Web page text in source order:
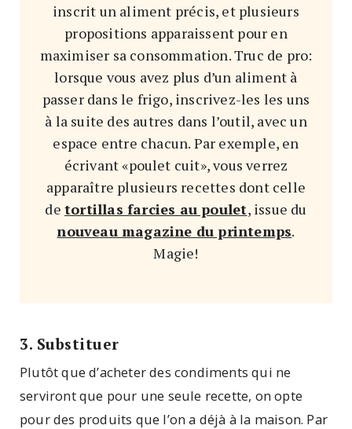
inscrit un aliment précis, et plusieurs
propositions apparaissent pour en
maximiser sa consommation. Truc de pro:
lorsque vous avez plus d’un aliment à
passer dans le frigo, inscrivez-les les uns
à la suite des autres dans l’outil, avec un
espace entre chacun. Par exemple, en
écrivant «poulet cuit», vous verrez
apparaître plusieurs recettes dont celle
detortillas farcies au poulet, issue du
nouveau magazine du printemps.
Magie!
3. Substituer
Plutôt que d’acheter des condiments qui ne
serviront que pour une seule recette, on opte
pour des produits que l’on a déjà à la maison. Par